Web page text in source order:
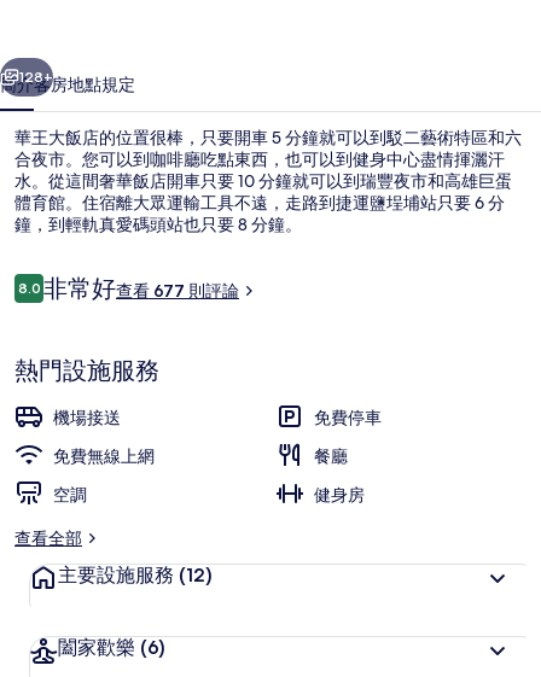
片
集
個 下一個
128+
簡介客房地點規定
華王大飯店的位置很棒，只要開車 5 分鐘就可以到駁二藝術特區和六
合夜市。您可以到咖啡廳吃點東西，也可以到健身中心盡情揮灑汗
水。從這間奢華飯店開車只要 10 分鐘就可以到瑞豐夜市和高雄巨蛋
體育館。住宿離大眾運輸工具不遠，走路到捷運鹽埕埔站只要 6 分
鐘，到輕軌真愛碼頭站也只要 8 分鐘。
評
論
8.08.0 分，滿分 10 分，
非常好查看 677 則評論
熱門設施服務
機場接送
免費停車
免費無線上網
餐廳
空調
健身房
查看全部
主要設施服務 (12)
闔家歡樂 (6)